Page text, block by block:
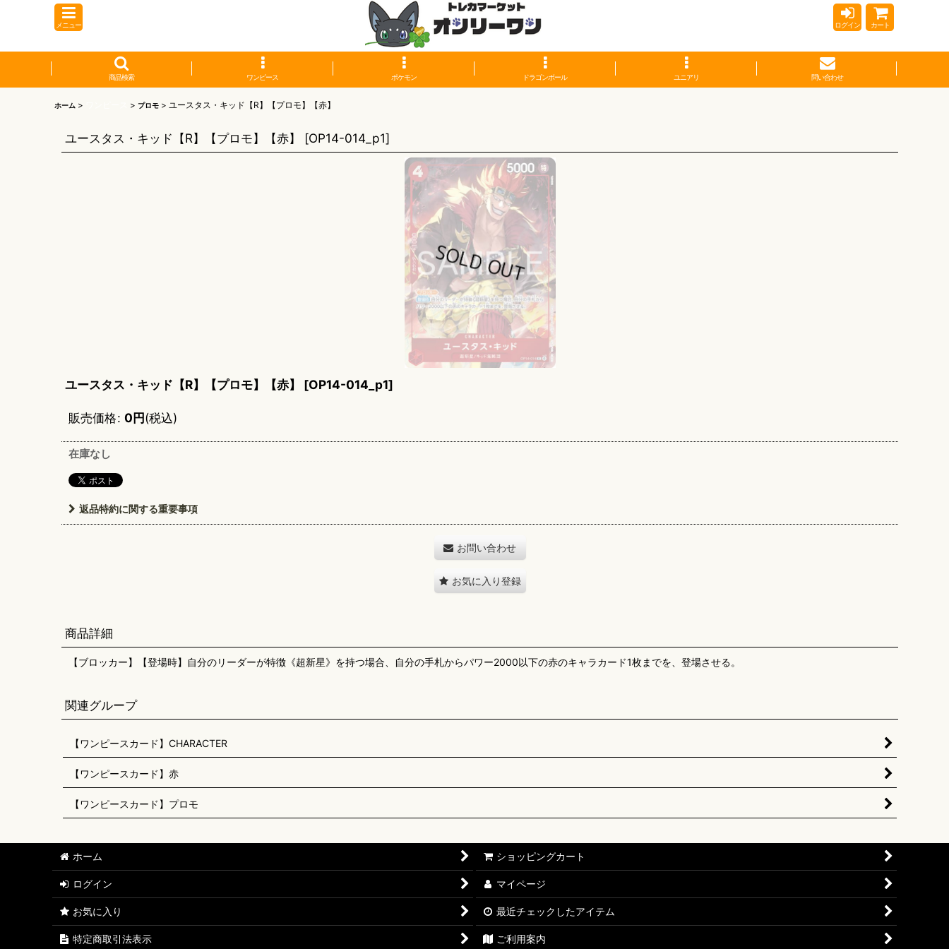
メニュー ログイン カート
商品検索 ワンピース ポケモン ドラゴンボール ユニアリ 問い合わせ
ホーム > > プロモ > ユースタス・キッド【R】【プロモ】【赤】
ユースタス・キッド【R】【プロモ】【赤】 [OP14-014_p1]
ユースタス・キッド【R】【プロモ】【赤】 [OP14-014_p1]
販売価格: 0円(税込)
在庫なし
返品特約に関する重要事項
お問い合わせ
お気に入り登録
商品詳細
【ブロッカー】【登場時】自分のリーダーが特徴《超新星》を持つ場合、自分の手札からパワー2000以下の赤のキャラカード1枚までを、登場させる。
関連グループ
【ワンピースカード】CHARACTER
【ワンピースカード】赤
【ワンピースカード】プロモ
ホーム ショッピングカート
ログイン マイページ
お気に入り 最近チェックしたアイテム
特定商取引法表示 ご利用案内